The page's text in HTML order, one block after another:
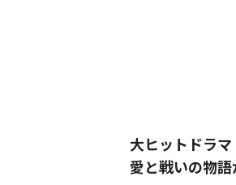
大ヒットドラ
愛と戦いの物